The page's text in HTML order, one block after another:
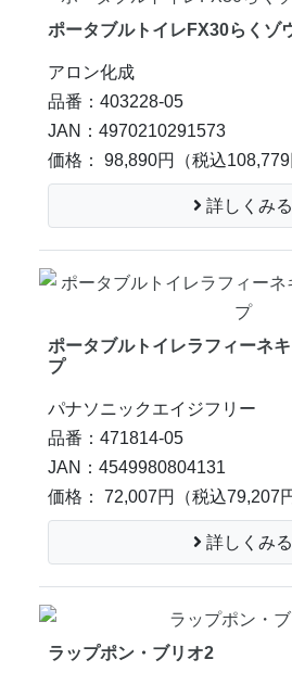
ポータブルトイレFX30らくゾ
アロン化成
品番：403228-05
JAN：4970210291573
価格： 98,890円
（税込108,779
詳しくみる
ポータブルトイレラフィーネ
プ
パナソニックエイジフリー
品番：471814-05
JAN：4549980804131
価格： 72,007円
（税込79,207
詳しくみる
ラップポン・ブリオ2